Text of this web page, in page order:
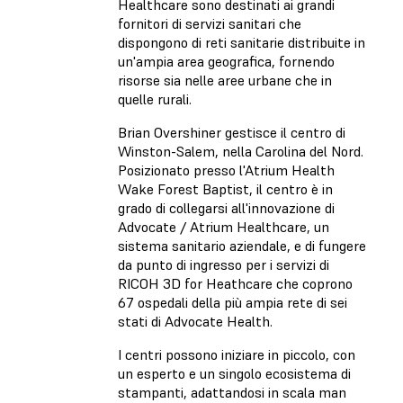
Healthcare sono destinati ai grandi
fornitori di servizi sanitari che
dispongono di reti sanitarie distribuite in
un'ampia area geografica, fornendo
risorse sia nelle aree urbane che in
quelle rurali.
Brian Overshiner gestisce il centro di
Winston-Salem, nella Carolina del Nord.
Posizionato presso l'Atrium Health
Wake Forest Baptist, il centro è in
grado di collegarsi all'innovazione di
Advocate / Atrium Healthcare, un
sistema sanitario aziendale, e di fungere
da punto di ingresso per i servizi di
RICOH 3D for Heathcare che coprono
67 ospedali della più ampia rete di sei
stati di Advocate Health.
I centri possono iniziare in piccolo, con
un esperto e un singolo ecosistema di
stampanti, adattandosi in scala man